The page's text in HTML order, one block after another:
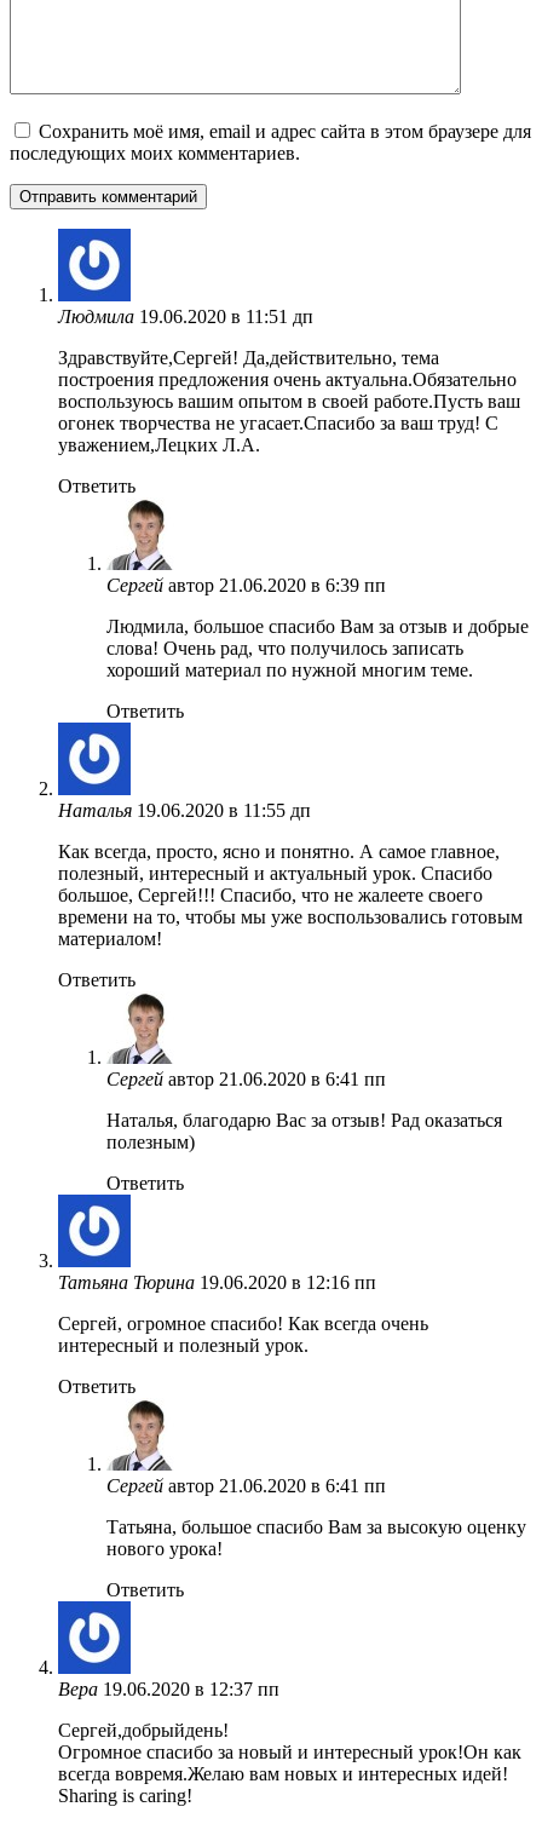
Сохранить моё имя, email и адрес сайта в этом браузере для
последующих моих комментариев.
Людмила 19.06.2020 в 11:51 дп
Здравствуйте,Сергей! Да,действительно, тема
построения предложения очень актуальна.Обязательно
воспользуюсь вашим опытом в своей работе.Пусть ваш
огонек творчества не угасает.Спасибо за ваш труд! С
уважением,Лецких Л.А.
Ответить
Сергей автор 21.06.2020 в 6:39 пп
Людмила, большое спасибо Вам за отзыв и добрые
слова! Очень рад, что получилось записать
хороший материал по нужной многим теме.
Ответить
Наталья 19.06.2020 в 11:55 дп
Как всегда, просто, ясно и понятно. А самое главное,
полезный, интересный и актуальный урок. Спасибо
большое, Сергей!!! Спасибо, что не жалеете своего
времени на то, чтобы мы уже воспользовались готовым
материалом!
Ответить
Сергей автор 21.06.2020 в 6:41 пп
Наталья, благодарю Вас за отзыв! Рад оказаться
полезным)
Ответить
Татьяна Тюрина 19.06.2020 в 12:16 пп
Сергей, огромное спасибо! Как всегда очень
интересный и полезный урок.
Ответить
Сергей автор 21.06.2020 в 6:41 пп
Татьяна, большое спасибо Вам за высокую оценку
нового урока!
Ответить
Вера 19.06.2020 в 12:37 пп
Сергей,добрыйдень!
Огромное спасибо за новый и интересный урок!Он как
всегда вовремя.Желаю вам новых и интересных идей!
Sharing is caring!